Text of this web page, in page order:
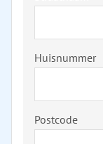
Huisnummer
Postcode